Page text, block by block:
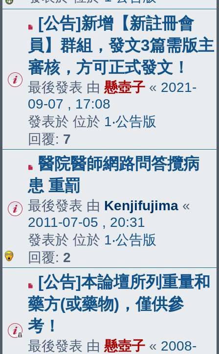
[公告]新增【新註冊會
員】群組，發文3篇需版主
審核，方可正式發文！
最後發表 由 懸壺子 « 2021-
09-07 , 17:08
發表於 位於 1‧公告版
回覆: 7
醫院醫師網路問答攬病
患 重罰
最後發表 由 Kenjifujima «
2011-07-05 , 20:31
發表於 位於 1‧公告版
回覆: 2
[公告]本論壇所列重量和
藥方(或藥物)，僅供參
考！
最後發表 由 懸壺子 « 2008-